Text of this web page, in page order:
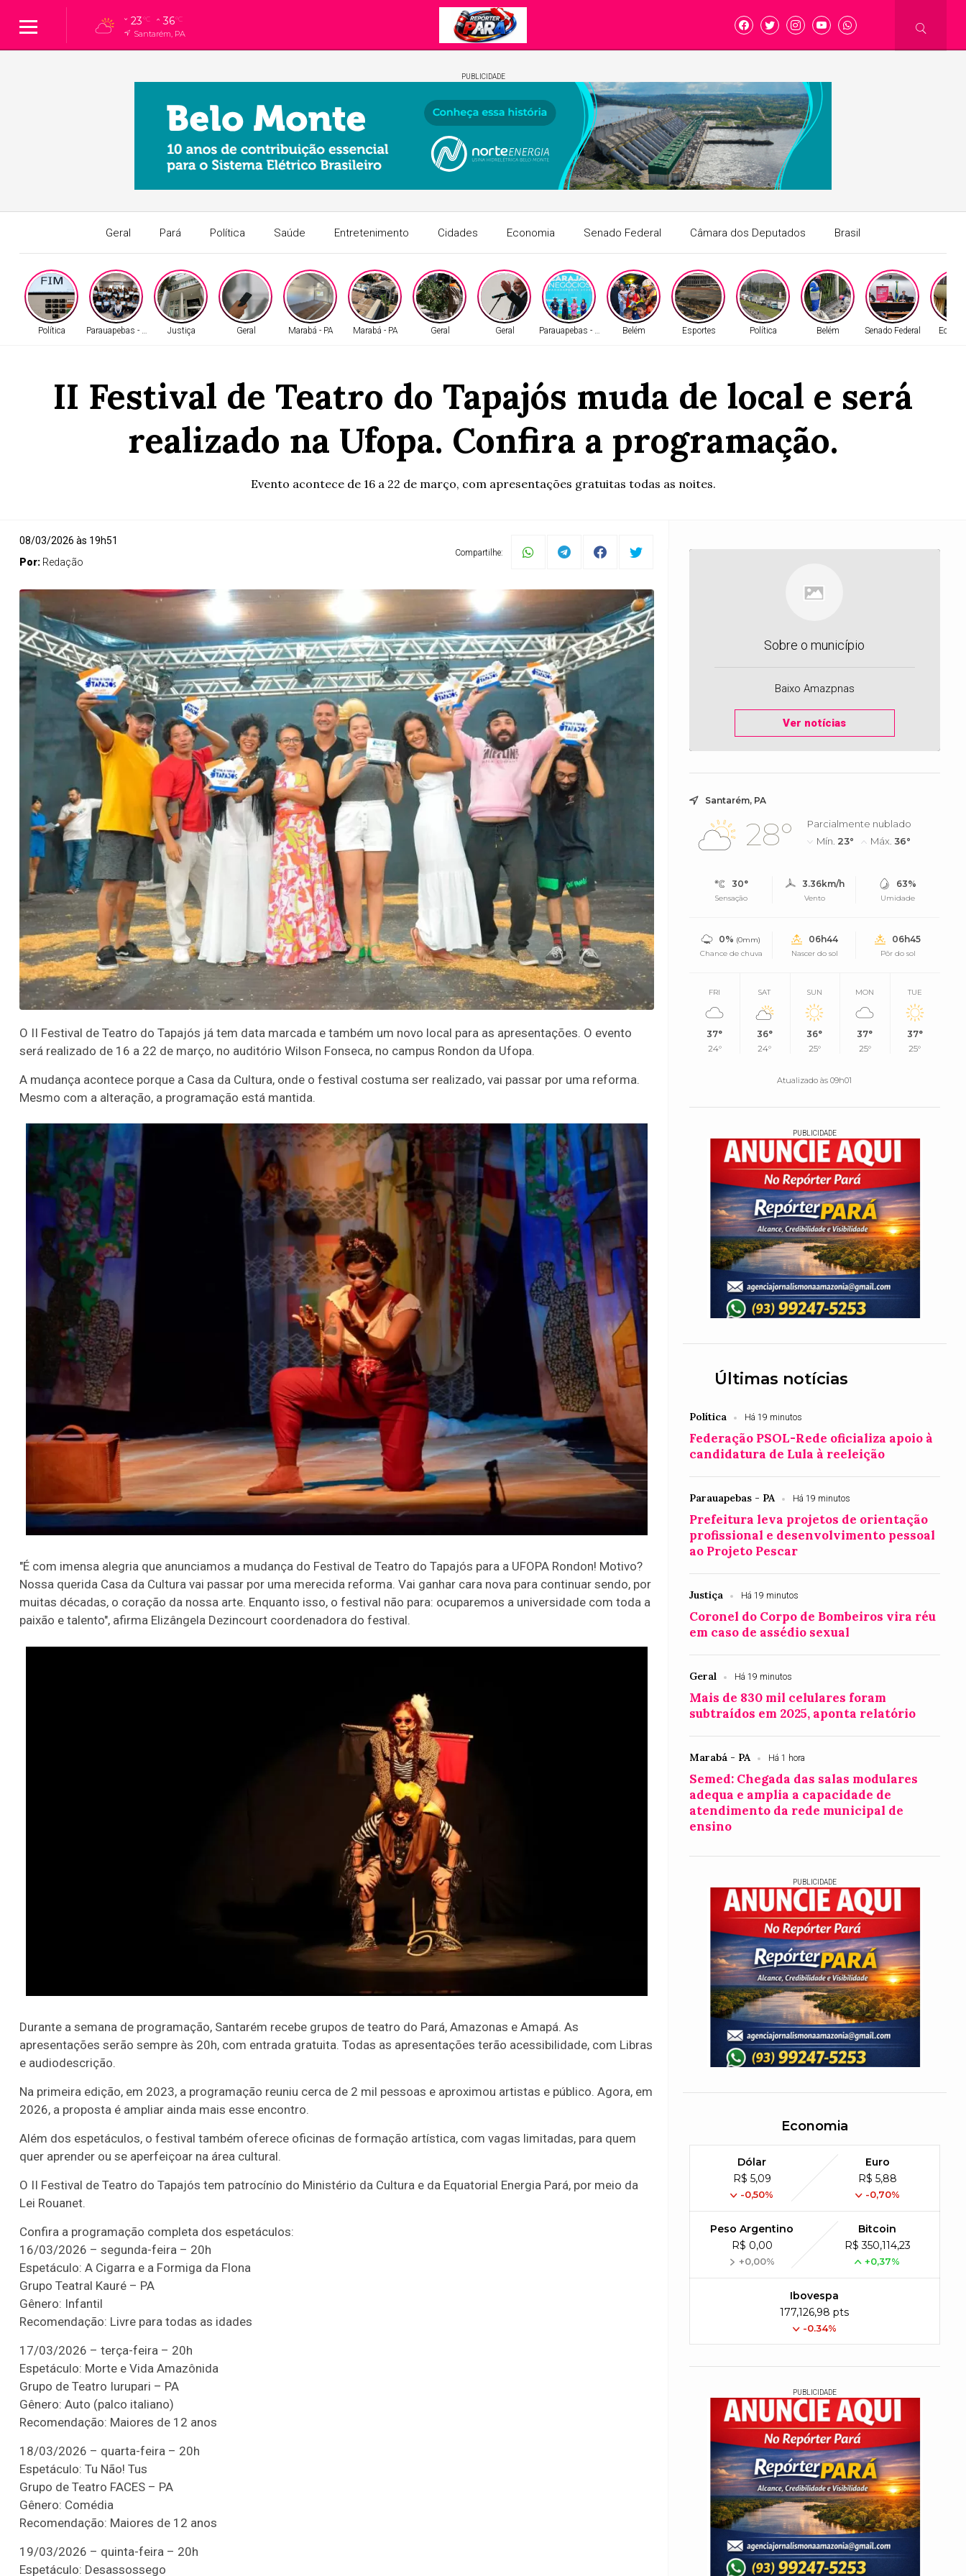
23°C 36°C
Santarém, PA
PUBLICIDADE
Geral Pará Política Saúde Entretenimento Cidades Economia Senado Federal Câmara dos Deputados Brasil
Política Parauapebas - PA Justiça Geral Marabá - PA Marabá - PA Geral Geral Parauapebas - PA Belém Esportes Política Belém Senado Federal
II Festival de Teatro do Tapajós muda de local e será
realizado na Ufopa. Confira a programação.
Evento acontece de 16 a 22 de março, com apresentações gratuitas todas as noites.
08/03/2026 às 19h51
Por: Redação
Compartilhe:
O II Festival de Teatro do Tapajós já tem data marcada e também um novo local para as apresentações. O evento
será realizado de 16 a 22 de março, no auditório Wilson Fonseca, no campus Rondon da Ufopa.
A mudança acontece porque a Casa da Cultura, onde o festival costuma ser realizado, vai passar por uma reforma.
Mesmo com a alteração, a programação está mantida.
"É com imensa alegria que anunciamos a mudança do Festival de Teatro do Tapajós para a UFOPA Rondon! Motivo?
Nossa querida Casa da Cultura vai passar por uma merecida reforma. Vai ganhar cara nova para continuar sendo, por
muitas décadas, o coração da nossa arte. Enquanto isso, o festival não para: ocuparemos a universidade com toda a
paixão e talento", afirma Elizângela Dezincourt coordenadora do festival.
Durante a semana de programação, Santarém recebe grupos de teatro do Pará, Amazonas e Amapá. As
apresentações serão sempre às 20h, com entrada gratuita. Todas as apresentações terão acessibilidade, com Libras
e audiodescrição.
Na primeira edição, em 2023, a programação reuniu cerca de 2 mil pessoas e aproximou artistas e público. Agora, em
2026, a proposta é ampliar ainda mais esse encontro.
Além dos espetáculos, o festival também oferece oficinas de formação artística, com vagas limitadas, para quem
quer aprender ou se aperfeiçoar na área cultural.
O II Festival de Teatro do Tapajós tem patrocínio do Ministério da Cultura e da Equatorial Energia Pará, por meio da
Lei Rouanet.
Confira a programação completa dos espetáculos:
16/03/2026 – segunda-feira – 20h
Espetáculo: A Cigarra e a Formiga da Flona
Grupo Teatral Kauré – PA
Gênero: Infantil
Recomendação: Livre para todas as idades
17/03/2026 – terça-feira – 20h
Espetáculo: Morte e Vida Amazônida
Grupo de Teatro Iurupari – PA
Gênero: Auto (palco italiano)
Recomendação: Maiores de 12 anos
18/03/2026 – quarta-feira – 20h
Espetáculo: Tu Não! Tus
Grupo de Teatro FACES – PA
Gênero: Comédia
Recomendação: Maiores de 12 anos
19/03/2026 – quinta-feira – 20h
Espetáculo: Desassossego
Sobre o município
Baixo Amazpnas
Ver notícias
Santarém, PA
28°
Parcialmente nublado
Mín. 23° Máx.36°
30°
Sensação
3.36km/h
Vento
63%
Umidade
0% (0mm)
Chance de chuva
06h44
Nascer do sol
06h45
Pôr do sol
FRI
37°
24°
SAT
36°
24°
SUN
36°
25°
MON
37°
25°
TUE
37°
25°
Atualizado às 09h01
PUBLICIDADE
Últimas notícias
Política Há 19 minutos
Federação PSOL-Rede oficializa apoio à
candidatura de Lula à reeleição
Parauapebas - PA Há 19 minutos
Prefeitura leva projetos de orientação
profissional e desenvolvimento pessoal
ao Projeto Pescar
Justiça Há 19 minutos
Coronel do Corpo de Bombeiros vira réu
em caso de assédio sexual
Geral Há 19 minutos
Mais de 830 mil celulares foram
subtraídos em 2025, aponta relatório
Marabá - PA Há 1 hora
Semed: Chegada das salas modulares
adequa e amplia a capacidade de
atendimento da rede municipal de
ensino
PUBLICIDADE
Economia
Dólar
R$ 5,09
-0,50%
Euro
R$ 5,88
-0,70%
Peso Argentino
R$ 0,00
+0,00%
Bitcoin
R$ 350,114,23
+0,37%
Ibovespa
177,126,98 pts
-0.34%
PUBLICIDADE